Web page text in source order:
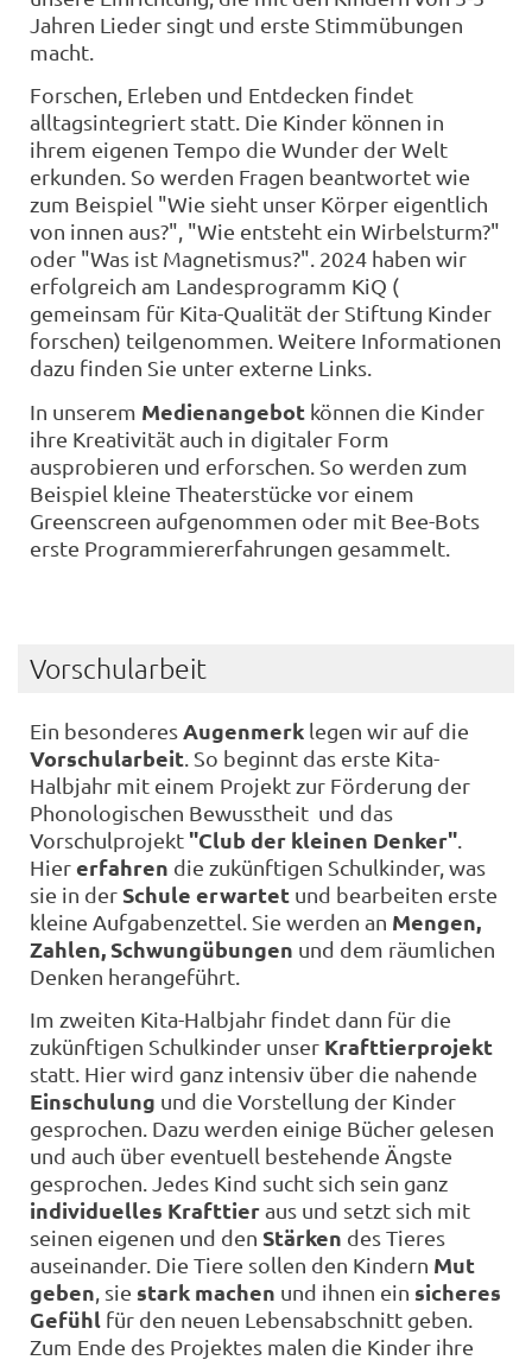
Jahren Lieder singt und erste Stimmübungen
macht.
Forschen, Erleben und Entdecken findet
alltagsintegriert statt. Die Kinder können in
ihrem eigenen Tempo die Wunder der Welt
erkunden. So werden Fragen beantwortet wie
zum Beispiel "Wie sieht unser Körper eigentlich
von innen aus?", "Wie entsteht ein Wirbelsturm?"
oder "Was ist Magnetismus?". 2024 haben wir
erfolgreich am Landesprogramm KiQ (
gemeinsam für Kita-Qualität der Stiftung Kinder
forschen) teilgenommen. Weitere Informationen
dazu finden Sie unter externe Links.
In unserem Medienangebot können die Kinder
ihre Kreativität auch in digitaler Form
ausprobieren und erforschen. So werden zum
Beispiel kleine Theaterstücke vor einem
Greenscreen aufgenommen oder mit Bee-Bots
erste Programmiererfahrungen gesammelt.
Vorschularbeit
Ein besonderes Augenmerk legen wir auf die
Vorschularbeit . So beginnt das erste Kita-
Halbjahr mit einem Projekt zur Förderung der
Phonologischen Bewusstheit und das
Vorschulprojekt "Club der kleinen Denker"
Hiererfahren die zukünftigen Schulkinder, was
sie in der Schule erwartet und bearbeiten erste
kleine Aufgabenzettel. Sie werden an Mengen,
Zahlen, Schwungübungen und dem räumlichen
Denken herangeführt.
Im zweiten Kita-Halbjahr findet dann für die
zukünftigen Schulkinder unser Krafttierprojekt
statt. Hier wird ganz intensiv über die nahende
Einschulung und die Vorstellung der Kinder
gesprochen. Dazu werden einige Bücher gelesen
und auch über eventuell bestehende Ängste
gesprochen. Jedes Kind sucht sich sein ganz
individuelles Krafttieraus und setzt sich mit
seinen eigenen und den Stärken des Tieres
auseinander. Die Tiere sollen den Kindern Mut
geben , sie stark machen und ihnen ein sicheres
Gefühl für den neuen Lebensabschnitt geben.
Zum Ende des Projektes malen die Kinder ihre